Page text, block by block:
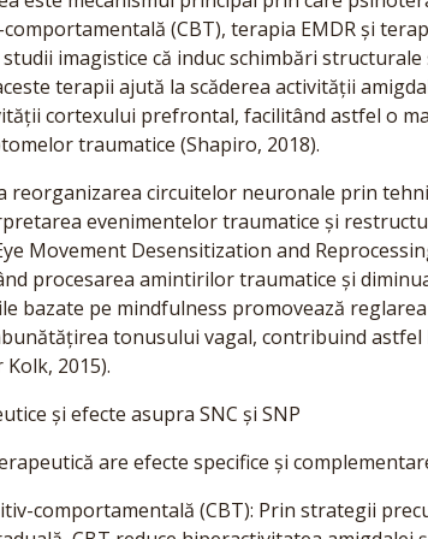
(CBT), terapia EMDR și
imagistice că induc schimbări
terapii ajută la scăderea activității
cortexului prefrontal, facilitând astfel o
traumatice (Shapiro, 2018).
reorganizarea circuitelor neuronale prin
evenimentelor traumatice și
Movement Desensitization and
procesarea amintirilor traumatice și
bazate pe mindfulness promovează
tonusului vagal, contribuind
2015).
și efecte asupra SNC și SNP
are efecte specifice și
comportamentală (CBT): Prin strategii